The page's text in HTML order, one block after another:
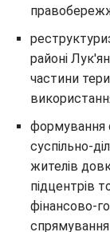
районі
частини
формування
суспільно-
жителів
підцентрів
фінансово-
спрямування